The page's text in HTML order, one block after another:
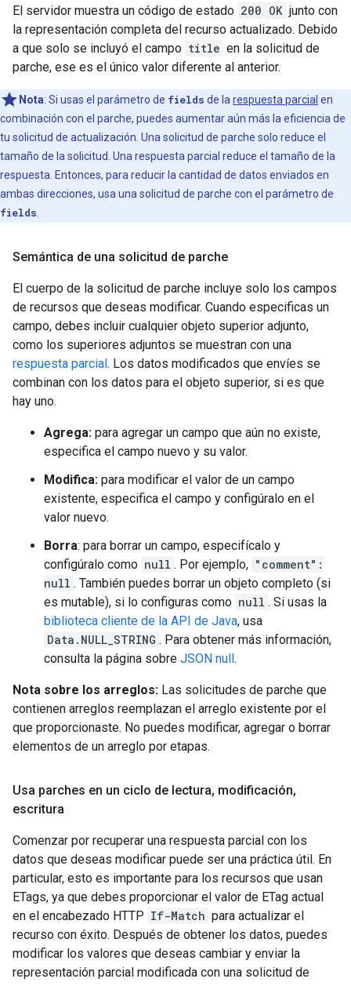
El servidor muestra un código de estado 200 OK junto con
la representación completa del recurso actualizado. Debido
a que solo se incluyó el campo title en la solicitud de
parche, ese es el único valor diferente al anterior.
Nota: Si usas el parámetro de fields de la respuesta parcial en
combinación con el parche, puedes aumentar aún más la eficiencia de
tu solicitud de actualización. Una solicitud de parche solo reduce el
tamaño de la solicitud. Una respuesta parcial reduce el tamaño de la
respuesta. Entonces, para reducir la cantidad de datos enviados en
ambas direcciones, usa una solicitud de parche con el parámetro de
fields
Semántica de una solicitud de parche
El cuerpo de la solicitud de parche incluye solo los campos
de recursos que deseas modificar. Cuando especificas un
campo, debes incluir cualquier objeto superior adjunto,
como los superiores adjuntos se muestran con una
respuesta parcial. Los datos modificados que envíes se
combinan con los datos para el objeto superior, si es que
hay uno.
Agrega: para agregar un campo que aún no existe,
especifica el campo nuevo y su valor.
Modifica: para modificar el valor de un campo
existente, especifica el campo y configúralo en el
valor nuevo.
Borra: para borrar un campo, especifícalo y
configúralo como null . Por ejemplo, "comment":
null . También puedes borrar un objeto completo (si
es mutable), si lo configuras como null . Si usas la
biblioteca cliente de la API de Java, usa
Data.NULL_STRING . Para obtener más información,
consulta la página sobre JSON null.
Nota sobre los arreglos: Las solicitudes de parche que
contienen arreglos reemplazan el arreglo existente por el
que proporcionaste. No puedes modificar, agregar o borrar
elementos de un arreglo por etapas.
Usa parches en un ciclo de lectura, modificación,
escritura
Comenzar por recuperar una respuesta parcial con los
datos que deseas modificar puede ser una práctica útil. En
particular, esto es importante para los recursos que usan
ETags, ya que debes proporcionar el valor de ETag actual
en el encabezado HTTP If-Match para actualizar el
recurso con éxito. Después de obtener los datos, puedes
modificar los valores que deseas cambiar y enviar la
representación parcial modificada con una solicitud de